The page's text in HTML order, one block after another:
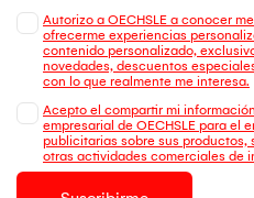
Autorizo a OECHSLE a conocer
ofrecerme experiencias
contenido personalizado,
novedades, descuentos
con lo que realmente me interesa.
Acepto el compartir mi
empresarial de OECHSLE para el
publicitarias sobre sus productos,
otras actividades comerciales de